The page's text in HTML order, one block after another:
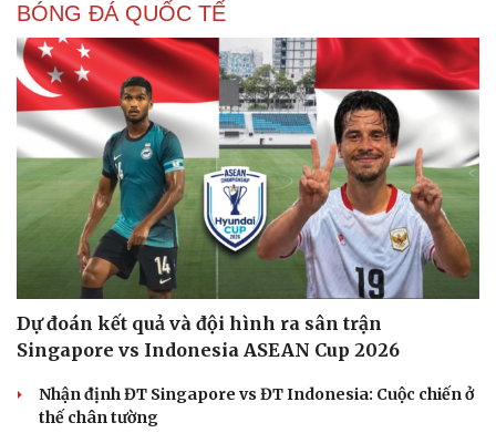
BÓNG ĐÁ QUỐC TẾ
Dự đoán kết quả và đội hình ra sân trận
Singapore vs Indonesia ASEAN Cup 2026
Nhận định ĐT Singapore vs ĐT Indonesia: Cuộc chiến ở
thế chân tường